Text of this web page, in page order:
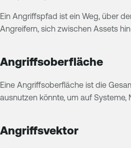
Ein Angriffspfad ist ein Weg, über
Angreifern, sich zwischen Assets
Angriffsoberfläche
Eine Angriffsoberfläche ist die
ausnutzen könnte, um auf
Angriffsvektor